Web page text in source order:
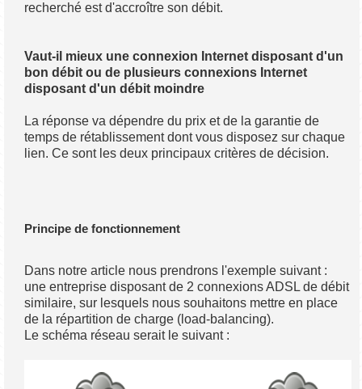
recherché est d'accroître son débit.
Vaut-il mieux une connexion Internet disposant d'un
bon débit ou de plusieurs connexions Internet
disposant d'un débit moindre
La réponse va dépendre du prix et de la garantie de
temps de rétablissement dont vous disposez sur chaque
lien. Ce sont les deux principaux critères de décision.
Principe de fonctionnement
Dans notre article nous prendrons l'exemple suivant :
une entreprise disposant de 2 connexions ADSL de débit
similaire, sur lesquels nous souhaitons mettre en place
de la répartition de charge (load-balancing).
Le schéma réseau serait le suivant :